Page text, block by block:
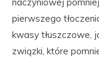
pierwszego
kwasy tłuszczowe,
związki, które